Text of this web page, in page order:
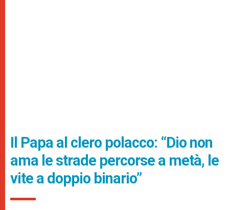
Il Papa al clero polacco: “Dio non
ama le strade percorse a metà, le
vite a doppio binario”